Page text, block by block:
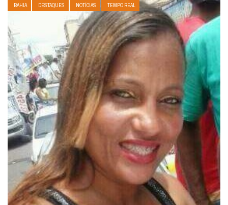
BAHIA DESTAQUES NOTÍCIAS TEMPO REAL